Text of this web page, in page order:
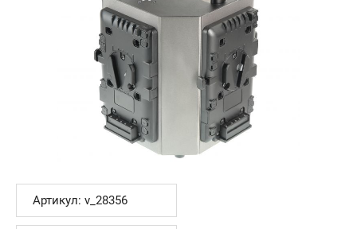
Артикул: v_28356